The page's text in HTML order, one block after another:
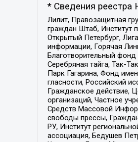
* Сведения реестра
Лилит, Правозащитная
граждан Штаб, Институт
Открытый Петербург,
информации, Горячая
Благотворительный
Серебряная тайга, Так-
Парк Гагарина, Фонд
гласности, Российский
Гражданское действие,
организаций, Частное
Средств Массовой
свободы прессы,
РУ, Институт
ассоциация, Бедушев